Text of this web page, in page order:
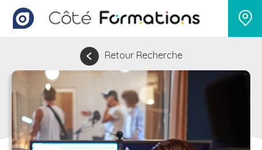
Retour Recherche